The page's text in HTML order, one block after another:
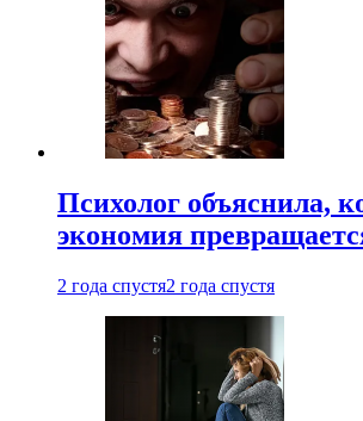
Психолог объяснила,
экономия
2 года спустя2 года спустя